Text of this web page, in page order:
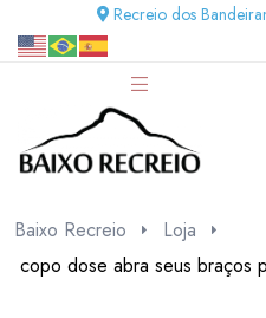
Recreio dos
Baixo Recreio
Loja
copo dose abra seus braços